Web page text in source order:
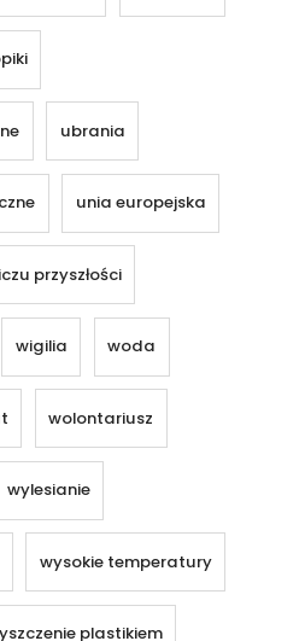
ubrania
unia europejska
przyszłości
wigilia woda
wolontariusz
wylesianie
wysokie temperatury
plastikiem